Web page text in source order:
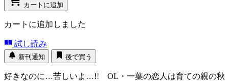
カートに追加
カートに追加しました
試し読み
新刊通知 後で買う
好きなのに…苦しいよ…!! OL・一葉の恋人は育ての親の秋